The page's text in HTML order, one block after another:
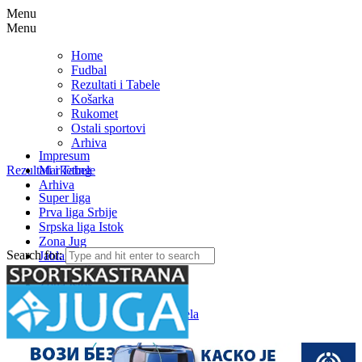
Menu
Menu
Home
Fudbal
Rezultati i Tabele
Košarka
Rukomet
Ostali sportovi
Arhiva
Rezultati i Tabele
Super liga
Prva liga Srbije
Srpska liga Istok
Zona Jug
Jablanička okružna liga
Medjuopštinska liga FSJO
Zona Istok
Zona Centar
Zona Zapad – Rezultati i tabela
Impresum
Marketing
Arhiva
Search for: